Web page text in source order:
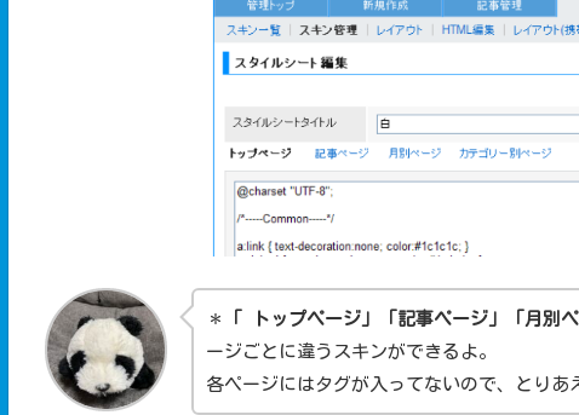
＊ 「 トップページ」「記事ページ」「月別
ージごとに違うスキンができるよ。
各ページにはタグが入ってないので、とりあ